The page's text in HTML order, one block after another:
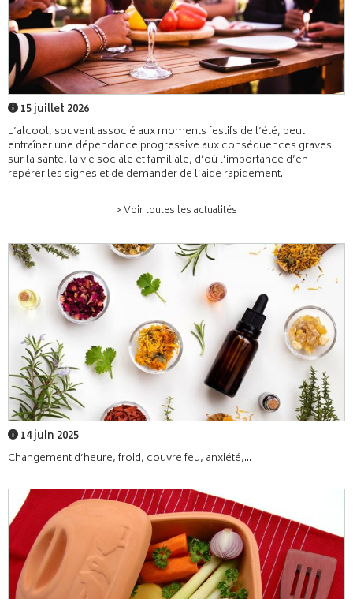
15 juillet 2026
L’alcool, souvent associé aux moments festifs de l’été, peut
entraîner une dépendance progressive aux conséquences graves
sur la santé, la vie sociale et familiale, d’où l’importance d’en
repérer les signes et de demander de l’aide rapidement.
> Voir toutes les actualités
14 juin 2025
Changement d’heure, froid, couvre feu, anxiété,...